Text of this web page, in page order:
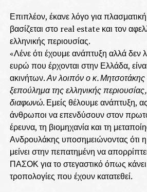
Επιπλέον, έκανε λόγο για
βασίζεται στο real estate και τον
ελληνικής περιουσίας.
«Λένε ότι έχουμε ανάπτυξη αλλά δεν
ευρώ που έρχονται στην Ελλάδα,
ακινήτων.Αν λοιπόν ο κ. Μητσοτάκης
ξεπούλημα της ελληνικής
διαφωνώ. Εμείς θέλουμε ανάπτυξη,
άνθρωποι να επενδύσουν στον
έρευνα, τη βιομηχανία και τη
Ανδρουλάκης υποσημειώνοντας ότι
μείνει στην πεπατημένη να
ΠΑΣΟΚ για το στεγαστικό όπως
τροπολογίες που έχουν κατατεθεί.